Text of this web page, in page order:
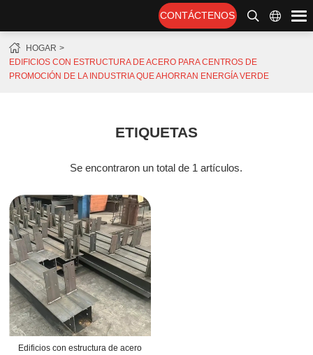
CONTÁCTENOS
HOGAR
EDIFICIOS CON ESTRUCTURA DE ACERO PARA CENTROS DE
PROMOCIÓN DE LA INDUSTRIA QUE AHORRAN ENERGÍA VERDE
ETIQUETAS
Se encontraron un total de 1 artículos.
Edificios con estructura de acero